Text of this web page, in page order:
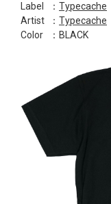
Label ： Typecache
Artist
： Typecache
Color
：BLACK